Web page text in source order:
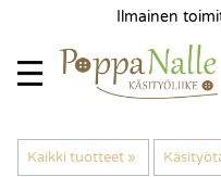
Ilmainen
Kaikki tuotteet ‪»